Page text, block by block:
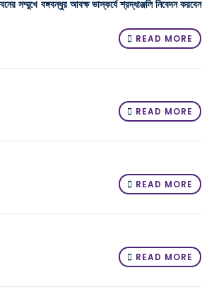
বঙ্গবন্ধুর আবক্ষ ভাস্কর্যে শ্রদ্ধাঞ্জলি নিবেদন করবেন
READ MORE
READ MORE
READ MORE
READ MORE